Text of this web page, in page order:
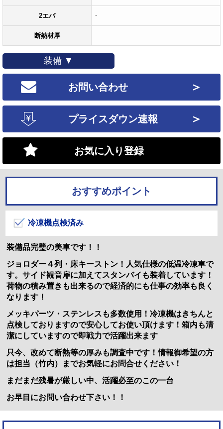
2エバ -
断熱材厚
装備 ▼
お問い合わせ ＞
プライスダウン速報 ＞
お気に入り登録
おすすめポイント
冷凍機点検済み
装備品完璧の美車です！！
ジョロダー４列・床キーストン！人気仕様の低温冷凍車で
す。サイド観音扉に加えてスタンバイも装着しています！
荷物の積み置きも出来るので経済的にも仕事の効率も良く
なります！
メッキパーツ・ステンレスも多数使用！冷凍機はきちんと
点検しておりますので安心してお使い頂けます！箱内も清
潔にしていますので即戦力で活躍出来ます
只今、改めて断熱等の厚みも調査中です！情報御希望の方
は担当（竹内）までお気軽にお問合せください！
まだまだ残暑が厳しい中、活躍必至のこの一台
お早目にお問い合わせ下さい！！